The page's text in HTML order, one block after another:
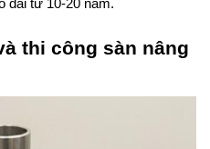
dài từ 10-20 năm.
thi công sàn nâng